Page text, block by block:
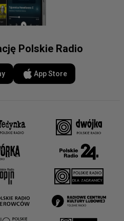
Polskie Radio
App Store